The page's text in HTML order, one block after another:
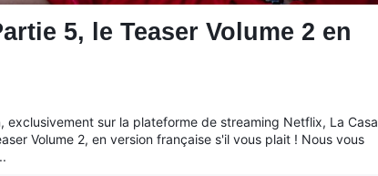
5, le Teaser Volume 2 en
sur la plateforme de streaming Netflix, La Casa
Volume 2, en version française s'il vous plait ! Nous vous